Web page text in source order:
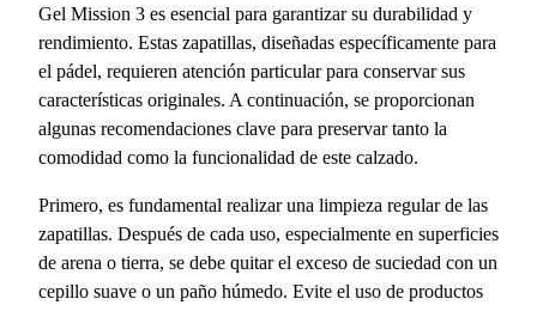
Gel Mission 3 es esencial para garantizar su durabilidad y
rendimiento. Estas zapatillas, diseñadas específicamente para
el pádel, requieren atención particular para conservar sus
características originales. A continuación, se proporcionan
algunas recomendaciones clave para preservar tanto la
comodidad como la funcionalidad de este calzado.
Primero, es fundamental realizar una limpieza regular de las
zapatillas. Después de cada uso, especialmente en superficies
de arena o tierra, se debe quitar el exceso de suciedad con un
cepillo suave o un paño húmedo. Evite el uso de productos